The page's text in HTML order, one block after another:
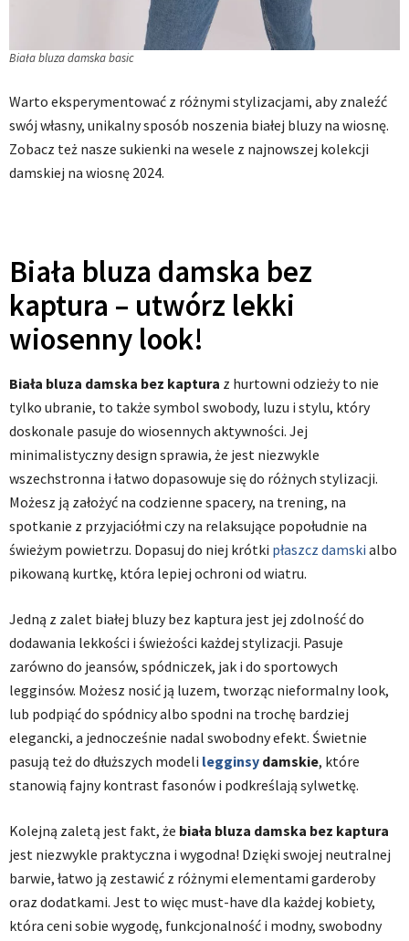
Biała bluza damska basic
Warto eksperymentować z różnymi stylizacjami, aby znaleźć
swój własny, unikalny sposób noszenia białej bluzy na wiosnę.
Zobacz też nasze sukienki na wesele z najnowszej kolekcji
damskiej na wiosnę 2024.
Biała bluza damska bez
kaptura – utwórz lekki
wiosenny look!
Biała bluza damska bez kaptura z hurtowni odzieży to nie
tylko ubranie, to także symbol swobody, luzu i stylu, który
doskonale pasuje do wiosennych aktywności. Jej
minimalistyczny design sprawia, że jest niezwykle
wszechstronna i łatwo dopasowuje się do różnych stylizacji.
Możesz ją założyć na codzienne spacery, na trening, na
spotkanie z przyjaciółmi czy na relaksujące popołudnie na
świeżym powietrzu. Dopasuj do niej krótki płaszcz damski albo
pikowaną kurtkę, która lepiej ochroni od wiatru.
Jedną z zalet białej bluzy bez kaptura jest jej zdolność do
dodawania lekkości i świeżości każdej stylizacji. Pasuje
zarówno do jeansów, spódniczek, jak i do sportowych
legginsów. Możesz nosić ją luzem, tworząc nieformalny look,
lub podpiąć do spódnicy albo spodni na trochę bardziej
elegancki, a jednocześnie nadal swobodny efekt. Świetnie
pasują też do dłuższych modeli legginsy damskie, które
stanowią fajny kontrast fasonów i podkreślają sylwetkę.
Kolejną zaletą jest fakt, że biała bluza damska bez kaptura
jest niezwykle praktyczna i wygodna! Dzięki swojej neutralnej
barwie, łatwo ją zestawić z różnymi elementami garderoby
oraz dodatkami. Jest to więc must-have dla każdej kobiety,
która ceni sobie wygodę, funkcjonalność i modny, swobodny